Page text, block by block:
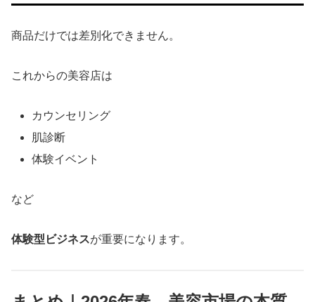
商品だけでは差別化できません。
これからの美容店は
カウンセリング
肌診断
体験イベント
など
体験型ビジネスが重要になります。